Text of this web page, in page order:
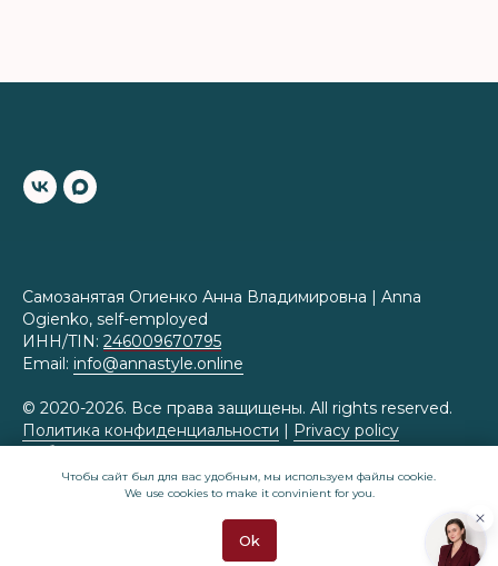
Самозанятая Огиенко Анна Владимировна | Anna
Ogienko, self-employed
ИНН/TIN: 246009670795
Email: info@annastyle.online
© 2020-2026. Все права защищены. All rights reserved.
Политика конфиденциальности | Privacy policy
Публичная оферта|Public offer
Приказ Роскомнадзора № 430 от 07.07.2025 о
внесении в реестр операторов персональных данных
Чтобы сайт был для вас удобным, мы используем файлы cookie.
We use cookies to make it convinient for you.
Ok